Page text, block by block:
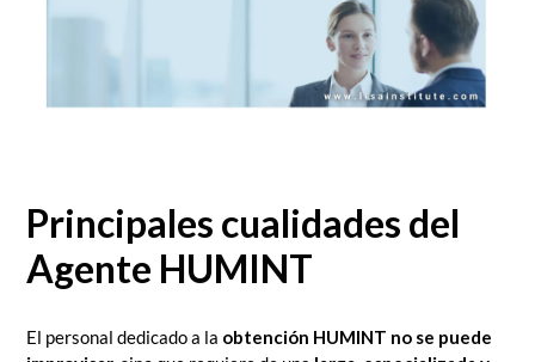
Principales cualidades del
Agente HUMINT
El personal dedicado a la obtención HUMINT no se puede